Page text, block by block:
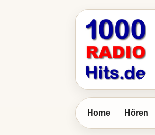
Home Hören